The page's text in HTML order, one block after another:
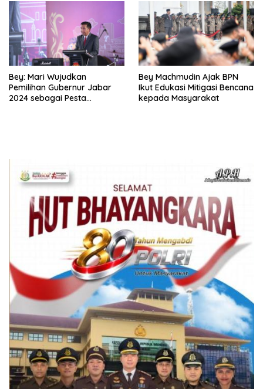
Bey: Mari Wujudkan
Pemilihan Gubernur Jabar
2024 sebagai Pesta
Bey Machmudin Ajak BPN
Ikut Edukasi Mitigasi Bencana
kepada Masyarakat